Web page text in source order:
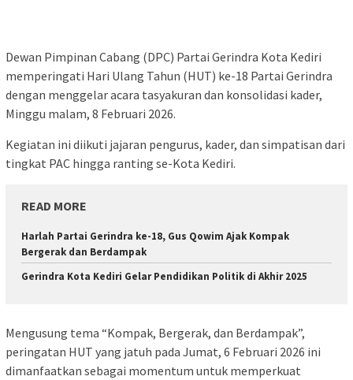
Dewan Pimpinan Cabang (DPC) Partai Gerindra Kota Kediri
memperingati Hari Ulang Tahun (HUT) ke-18 Partai Gerindra
dengan menggelar acara tasyakuran dan konsolidasi kader,
Minggu malam, 8 Februari 2026.
Kegiatan ini diikuti jajaran pengurus, kader, dan simpatisan dari
tingkat PAC hingga ranting se-Kota Kediri.
READ MORE
Harlah Partai Gerindra ke-18, Gus Qowim Ajak Kompak
Bergerak dan Berdampak
Gerindra Kota Kediri Gelar Pendidikan Politik di Akhir 2025
Mengusung tema “Kompak, Bergerak, dan Berdampak”,
peringatan HUT yang jatuh pada Jumat, 6 Februari 2026 ini
dimanfaatkan sebagai momentum untuk memperkuat